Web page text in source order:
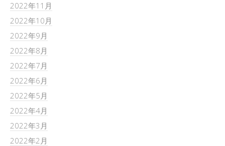
2022年11月
2022年10月
2022年9月
2022年8月
2022年7月
2022年6月
2022年5月
2022年4月
2022年3月
2022年2月